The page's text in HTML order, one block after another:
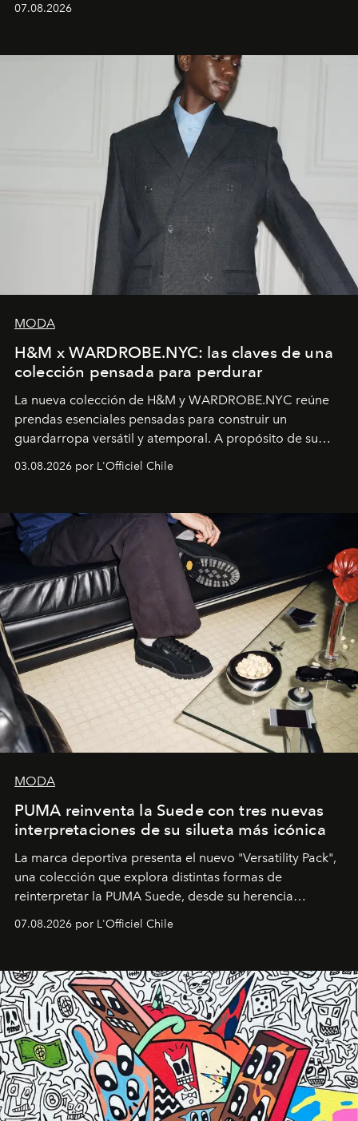
07.08.2026
MODA
H&M x WARDROBE.NYC: las claves de una
colección pensada para perdurar
La nueva colección de H&M y WARDROBE.NYC reúne
prendas esenciales pensadas para construir un
guardarropa versátil y atemporal. A propósito de su
la asesora creativa y jefa de diseño global de la marca
y la filosofía detrás de la propuesta.
03.08.2026 por L'Officiel Chile
MODA
PUMA reinventa la Suede con tres nuevas
interpretaciones de su silueta más icónica
La marca deportiva presenta el nuevo "Versatility Pack",
una colección que explora distintas formas de
reinterpretar la PUMA Suede, desde su herencia
diseño y el universo outdoor.
07.08.2026 por L'Officiel Chile